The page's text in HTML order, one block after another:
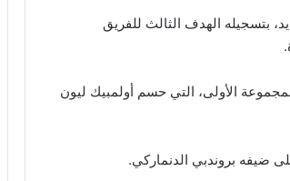
بتسجيله الهدف الثالث للفريق
الأولى، التي حسم أولمبيك ليون